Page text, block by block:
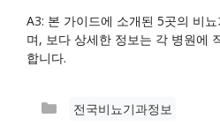
A3: 본 가이드에 소개된 5곳의 비
며, 보다 상세한 정보는 각 병원에
합니다.
카
전국비뇨기과정보